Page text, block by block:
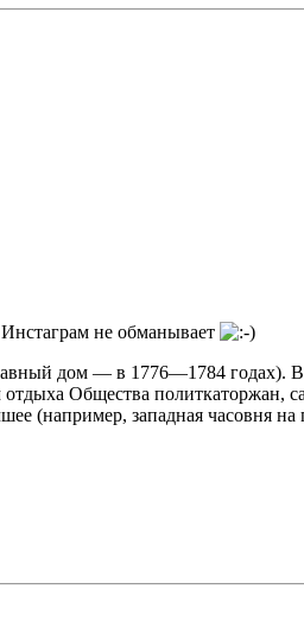
не обманывает
дом — в 1776—1784 годах).
Общества политкаторжан,
(например, западная часовня на